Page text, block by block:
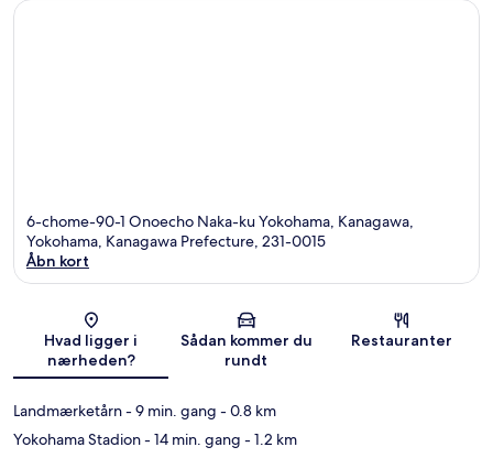
6-chome-90-1 Onoecho Naka-ku Yokohama, Kanagawa,
Yokohama, Kanagawa Prefecture, 231-0015
Åbn kort
Hvad ligger i
nærheden?
Sådan kommer du
rundt
Restauranter
Landmærketårn- 9 min. gang - 0.8 km
Yokohama Stadion- 14 min. gang - 1.2 km